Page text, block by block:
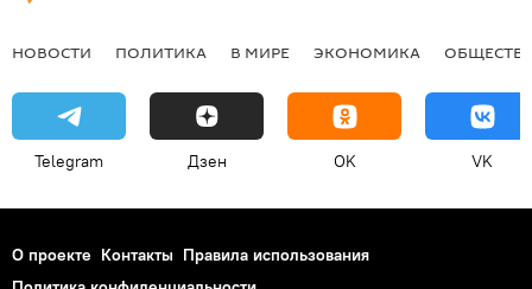
НОВОСТИ ПОЛИТИКА В МИРЕ ЭКОНОМИКА
Telegram Дзен OK VK
О проекте Контакты Правила использования